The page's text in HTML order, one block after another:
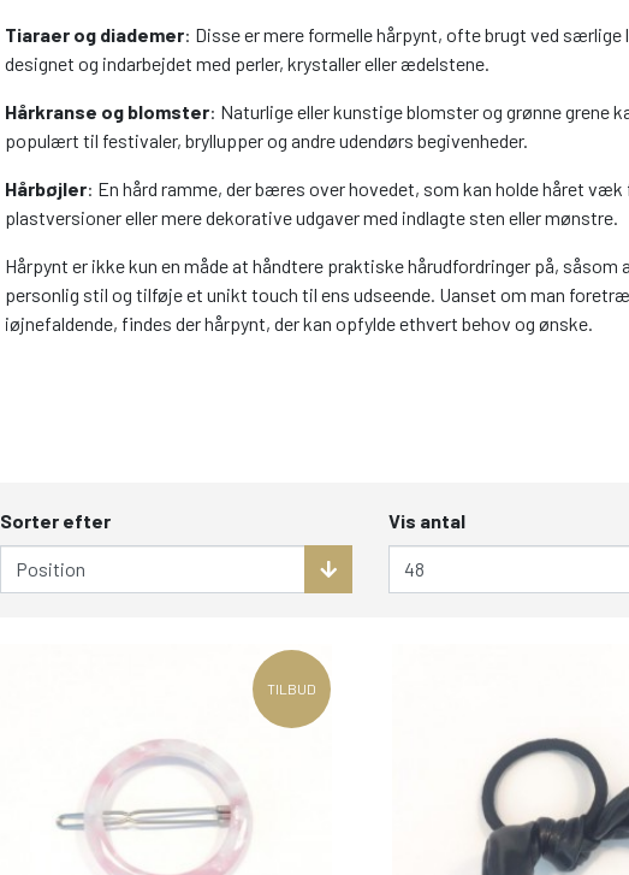
Tiaraer og diademer: Disse er mere formelle hårpynt, ofte brugt ved
designet og indarbejdet med perler, krystaller eller ædelstene.
Hårkranse og blomster: Naturlige eller kunstige blomster og grønne grene
populært til festivaler, bryllupper og andre udendørs begivenheder.
Hårbøjler: En hård ramme, der bæres over hovedet, som kan holde håret
plastversioner eller mere dekorative udgaver med indlagte sten eller mønstre.
Hårpynt er ikke kun en måde at håndtere praktiske hårudfordringer på,
personlig stil og tilføje et unikt touch til ens udseende. Uanset om man
iøjnefaldende, findes der hårpynt, der kan opfylde ethvert behov og ønske.
Sorter efter Vis antal
TILBUD